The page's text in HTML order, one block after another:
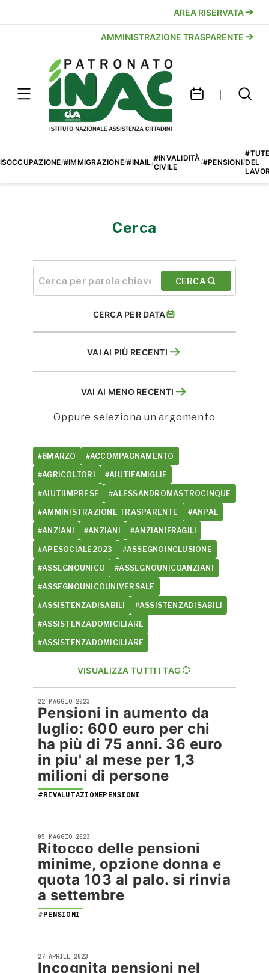
AREA RISERVATA
AMMINISTRAZIONE TRASPARENTE
/#IMMIGRAZIONE/#INAIL/#INVALIDITÀ
CIVILE
/#PENSIONI/DEL
Cerca
CERCA
CERCA PER DATA
VAI AI PIÙ RECENTI
VAI AI MENO RECENTI
Oppure seleziona un argomento
#8MARZO #ACCOMPAGNAMENTO
#AGRICOLTORI #AIUTIFAMIGLIE
#AIUTIIMPRESE #ALESSANDROMASTROCINQUE
#AMMINISTRAZIONE TRASPARENTE #ANPAL
#ANZIANI #ANZIANI #ANZIANIFRAGILI
#APESOCIALE2023 #ASSEGNOINCLUSIONE
#ASSEGNOUNICO #ASSEGNOUNICOANZIANI
#ASSEGNOUNICOUNIVERSALE
#ASSISTENZADISABILI #ASSISTENZADISABILI
#ASSISTENZADOMICILIARE
#ASSISTENZADOMICILIARE
VISUALIZZA TUTTI I TAG
22 MAGGIO 2023
Pensioni in aumento da
luglio: 600 euro per chi
ha più di 75 anni. 36 euro
in piu' al mese per 1,3
milioni di persone
#RIVALUTAZIONEPENSIONI
05 MAGGIO 2023
Ritocco delle pensioni
minime, opzione donna e
quota 103 al palo. si rinvia
a settembre
#PENSIONI
27 APRILE 2023
Incognita pensioni nel